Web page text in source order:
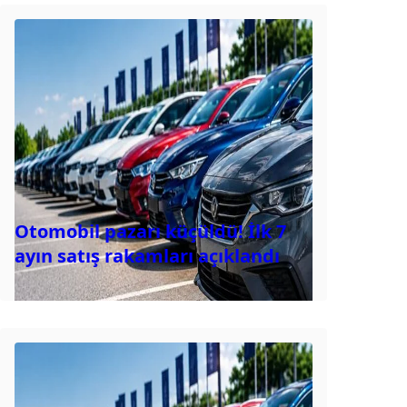
Otomobil pazarı küçüldü! İlk 7
ayın satış rakamları açıklandı